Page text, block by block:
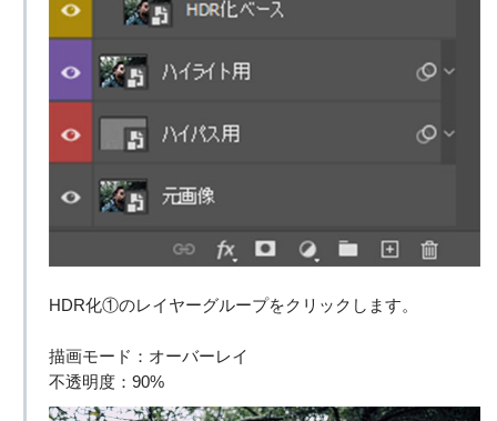
HDR化①のレイヤーグループをクリックします。
描画モード：オーバーレイ
不透明度：90%